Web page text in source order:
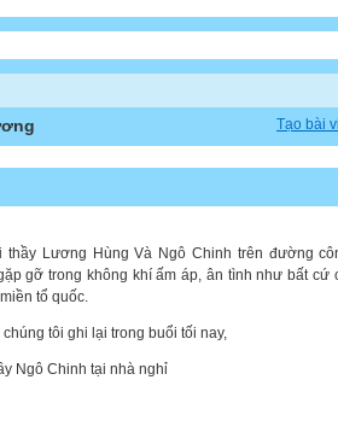
Tạo bài
Lương Hùng Và Ngô Chinh trên đường
gỡ trong không khí ấm áp, ân tình như bất cứ
tổ quốc.
tôi ghi lại trong buổi tối nay,
Ngô Chinh tại nhà nghỉ